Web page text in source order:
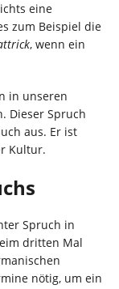
eine
zum Beispiel die
, wenn ein
in unseren
Dieser Spruch
aus. Er ist
Kultur.
Spruch in
dritten Mal
nötig, um ein